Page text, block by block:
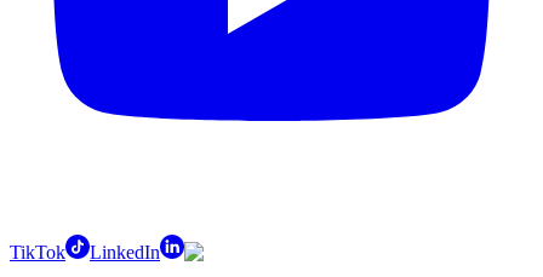
TikTok LinkedIn